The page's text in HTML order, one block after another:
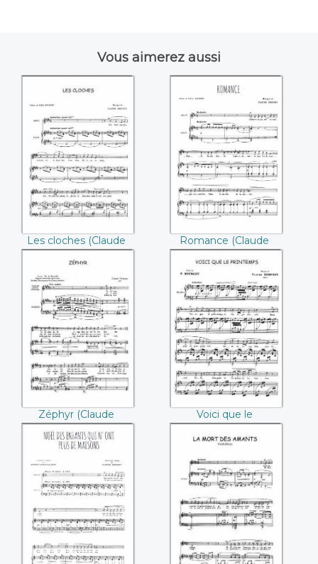
Vous aimerez aussi
Les cloches
((Claude Debussy))
Les cloches (Claude
Debussy)
Romance ((Claude
Debussy))
Romance (Claude
Debussy)
Zéphyr ((Claude
Debussy))
Zéphyr (Claude
Debussy)
Voici que le
printemps ((Claude
Debussy))
Voici que le
printemps (Claude
Debussy)
Noël des enfants
qui n'ont plus de
maison ((Claude
Debussy))
La mort des
amants ((Claude
Debussy))